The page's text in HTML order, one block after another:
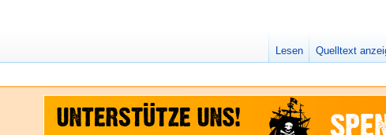
Lesen Quelltext